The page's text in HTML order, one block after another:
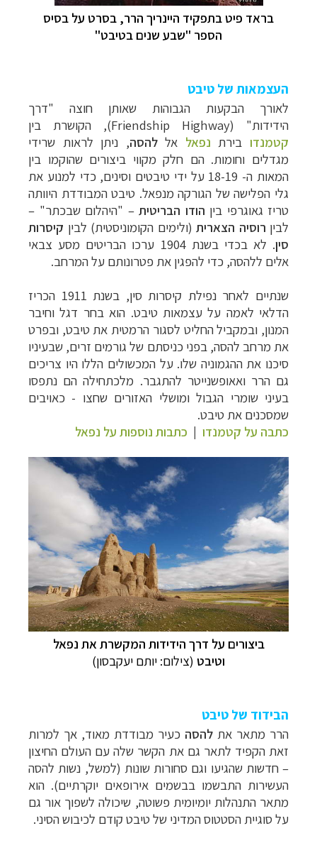
בראד פיט בתפקיד היינריך הרר, בסרט על בסיס
הספר "שבע שנים בטיבט"
העצמאות של טיבט
לאורך הבקעות הגבוהות שאותן חוצה "דרך
הידידות" (Friendship Highway)
, הקושרת בין
קטמנדובירת נפאל אללהסה, ניתן לראות שרידי
מגדלים וחומות. הם חלק מקווי ביצורים שהוקמו בין
המאות ה- 18-19 על ידי טיבטים וסינים, כדי למנוע את
גלי הפלישה של הגורקהמנפאל. טיבט המבודדת היוותה
טריז גאוגרפי בין הודו הבריטית – "היהלום שבכתר" –
לבין רוסיה הצארית (ולימים הקומוניסטית) לבין קיסרות
סין
. לא בכדי בשנת 1904 ערכו הבריטים מסע צבאי
אלים ללהסה, כדי להפגין את פטרונותם על המרחב.
שנתיים לאחר נפילת קיסרות סין, בשנת 1911 הכריז
הדלאי לאמה על עצמאות טיבט. הוא בחר דגל וחיבר
המנון, ובמקביל החליט לסגור הרמטית את טיבט, ובפרט
את מרחב להסה, בפני כניסתם של גורמים זרים, שבעיניו
סיכנו את ההגמוניה שלו. על המכשולים הללו היו צריכים
גם הרר ואאופשנייטר להתגבר. מלכתחילה הם נתפסו
בעיני שומרי הגבול ומושלי האזורים שחצו - כאויבים
שמסכנים את טיבט.
כתבה על קטמנדו | כתבות נוספות על נפאל
ביצורים על דרך הידידות המקשרת את נפאל
וטיבט (צילום: יותם יעקבסון)
הבידוד של טיבט
הרר מתאר את להסה כעיר מבודדת מאוד, אך למרות
זאת הקפיד לתאר גם את הקשר שלה עם העולם החיצון
– חדשות שהגיעו וגם סחורות שונות (למשל, נשות להסה
העשירות התבשמו בבשמים אירופאים יוקרתיים). הוא
מתאר התנהלות יומיומית פשוטה, שיכולה לשפוך אור גם
על סוגיית הסטטוס המדיני של טיבט קודם לכיבוש הסיני.
תכנון טיולים למזרח הרחוקלחצו לרשימת יעדים »
תכנוןטיולים לפולינזיה הצרפתיתלחצו לפרטים »
תכנוןטיולים לאוסטרליה וניו זילנד לחצו לרשימת
ההצעות »